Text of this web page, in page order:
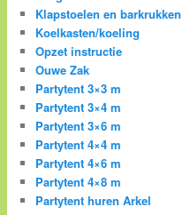
Klapstoelen en barkrukken
Koelkasten/koeling
Opzet instructie
Ouwe Zak
Partytent 3×3 m
Partytent 3×4 m
Partytent 3×6 m
Partytent 4×4 m
Partytent 4×6 m
Partytent 4×8 m
Partytent huren Arkel